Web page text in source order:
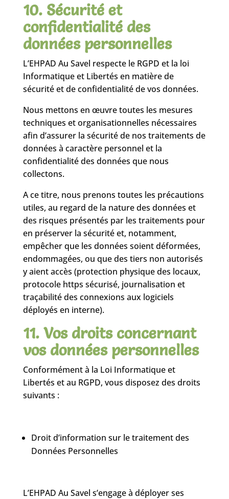
10. Sécurité et
confidentialité des
données personnelles
L’EHPAD Au Savel respecte le RGPD et la loi
Informatique et Libertés en matière de
sécurité et de confidentialité de vos données.
Nous mettons en œuvre toutes les mesures
techniques et organisationnelles nécessaires
afin d’assurer la sécurité de nos traitements de
données à caractère personnel et la
confidentialité des données que nous
collectons.
A ce titre, nous prenons toutes les précautions
utiles, au regard de la nature des données et
des risques présentés par les traitements pour
en préserver la sécurité et, notamment,
empêcher que les données soient déformées,
endommagées, ou que des tiers non autorisés
y aient accès (protection physique des locaux,
protocole https sécurisé, journalisation et
traçabilité des connexions aux logiciels
déployés en interne).
11. Vos droits concernant
vos données personnelles
Conformément à la Loi Informatique et
Libertés et au RGPD, vous disposez des droits
suivants :
Droit d’information sur le traitement des
Données Personnelles
L’EHPAD Au Savel s’engage à déployer ses